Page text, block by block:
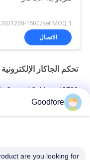
الاتصال
تحكم الجاكار الإلكترونية
المنسوجات لأنوال النسيج
أجزاء آلة النسيج تحكم
Goodfore
are you looking for?